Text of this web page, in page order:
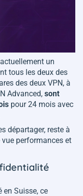
un
tous les deux des
des deux VPN, à
Advanced, sont
pour 24 mois avec
départager, reste à
performances et
en Suisse, ce